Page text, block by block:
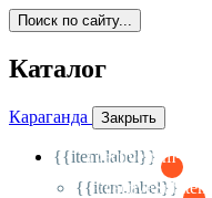
Поиск по сайту...
Каталог
Караганда Закрыть
{{item.label}}
{{item.label}}